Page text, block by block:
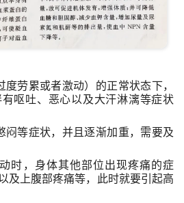
劳累或者激动）的正常状态下，
呕吐、恶心以及大汗淋漓等症状
闷等症状，并且逐渐加重，需要及
时，身体其他部位出现疼痛的症
及上腹部疼痛等，此时就要引起高